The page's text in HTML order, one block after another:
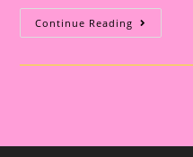
Continue Reading
Dia